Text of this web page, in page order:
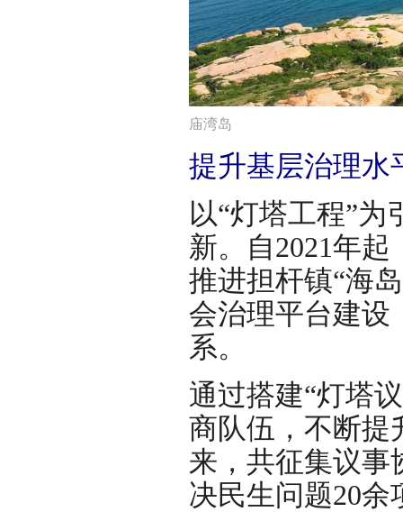
庙湾岛
提升基层治理水
以“灯塔工程”
新。自2021年
推进担杆镇“海
会治理平台建设
系。
通过搭建“灯塔
商队伍，不断提
来，共征集议事
决民生问题20余